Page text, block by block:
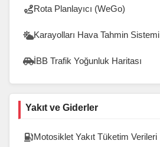
Rota Planlayıcı (WeGo)
Karayolları Hava Tahmin Sistemi
İBB Trafik Yoğunluk Haritası
Yakıt ve Giderler
Motosiklet Yakıt Tüketim Verileri